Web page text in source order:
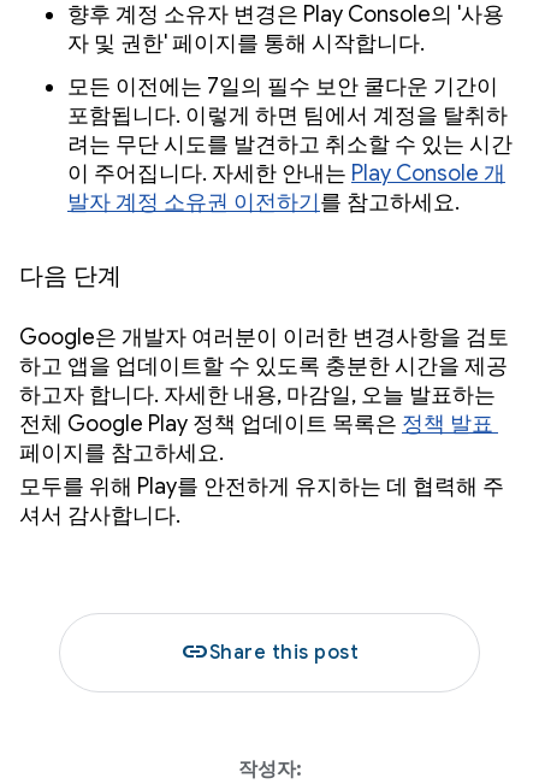
향후 계정 소유자 변경은 Play Console의 '사용
자 및 권한' 페이지를 통해 시작합니다.
모든 이전에는 7일의 필수 보안 쿨다운 기간이
포함됩니다. 이렇게 하면 팀에서 계정을 탈취하
려는 무단 시도를 발견하고 취소할 수 있는 시간
이 주어집니다. 자세한 안내는 Play Console 개
발자 계정 소유권 이전하기를 참고하세요.
다음 단계
Google은 개발자 여러분이 이러한 변경사항을 검토
하고 앱을 업데이트할 수 있도록 충분한 시간을 제공
하고자 합니다. 자세한 내용, 마감일, 오늘 발표하는
전체 Google Play 정책 업데이트 목록은 정책 발표
페이지를 참고하세요.
모두를 위해 Play를 안전하게 유지하는 데 협력해 주
셔서 감사합니다.
linkShare this post
작성자: